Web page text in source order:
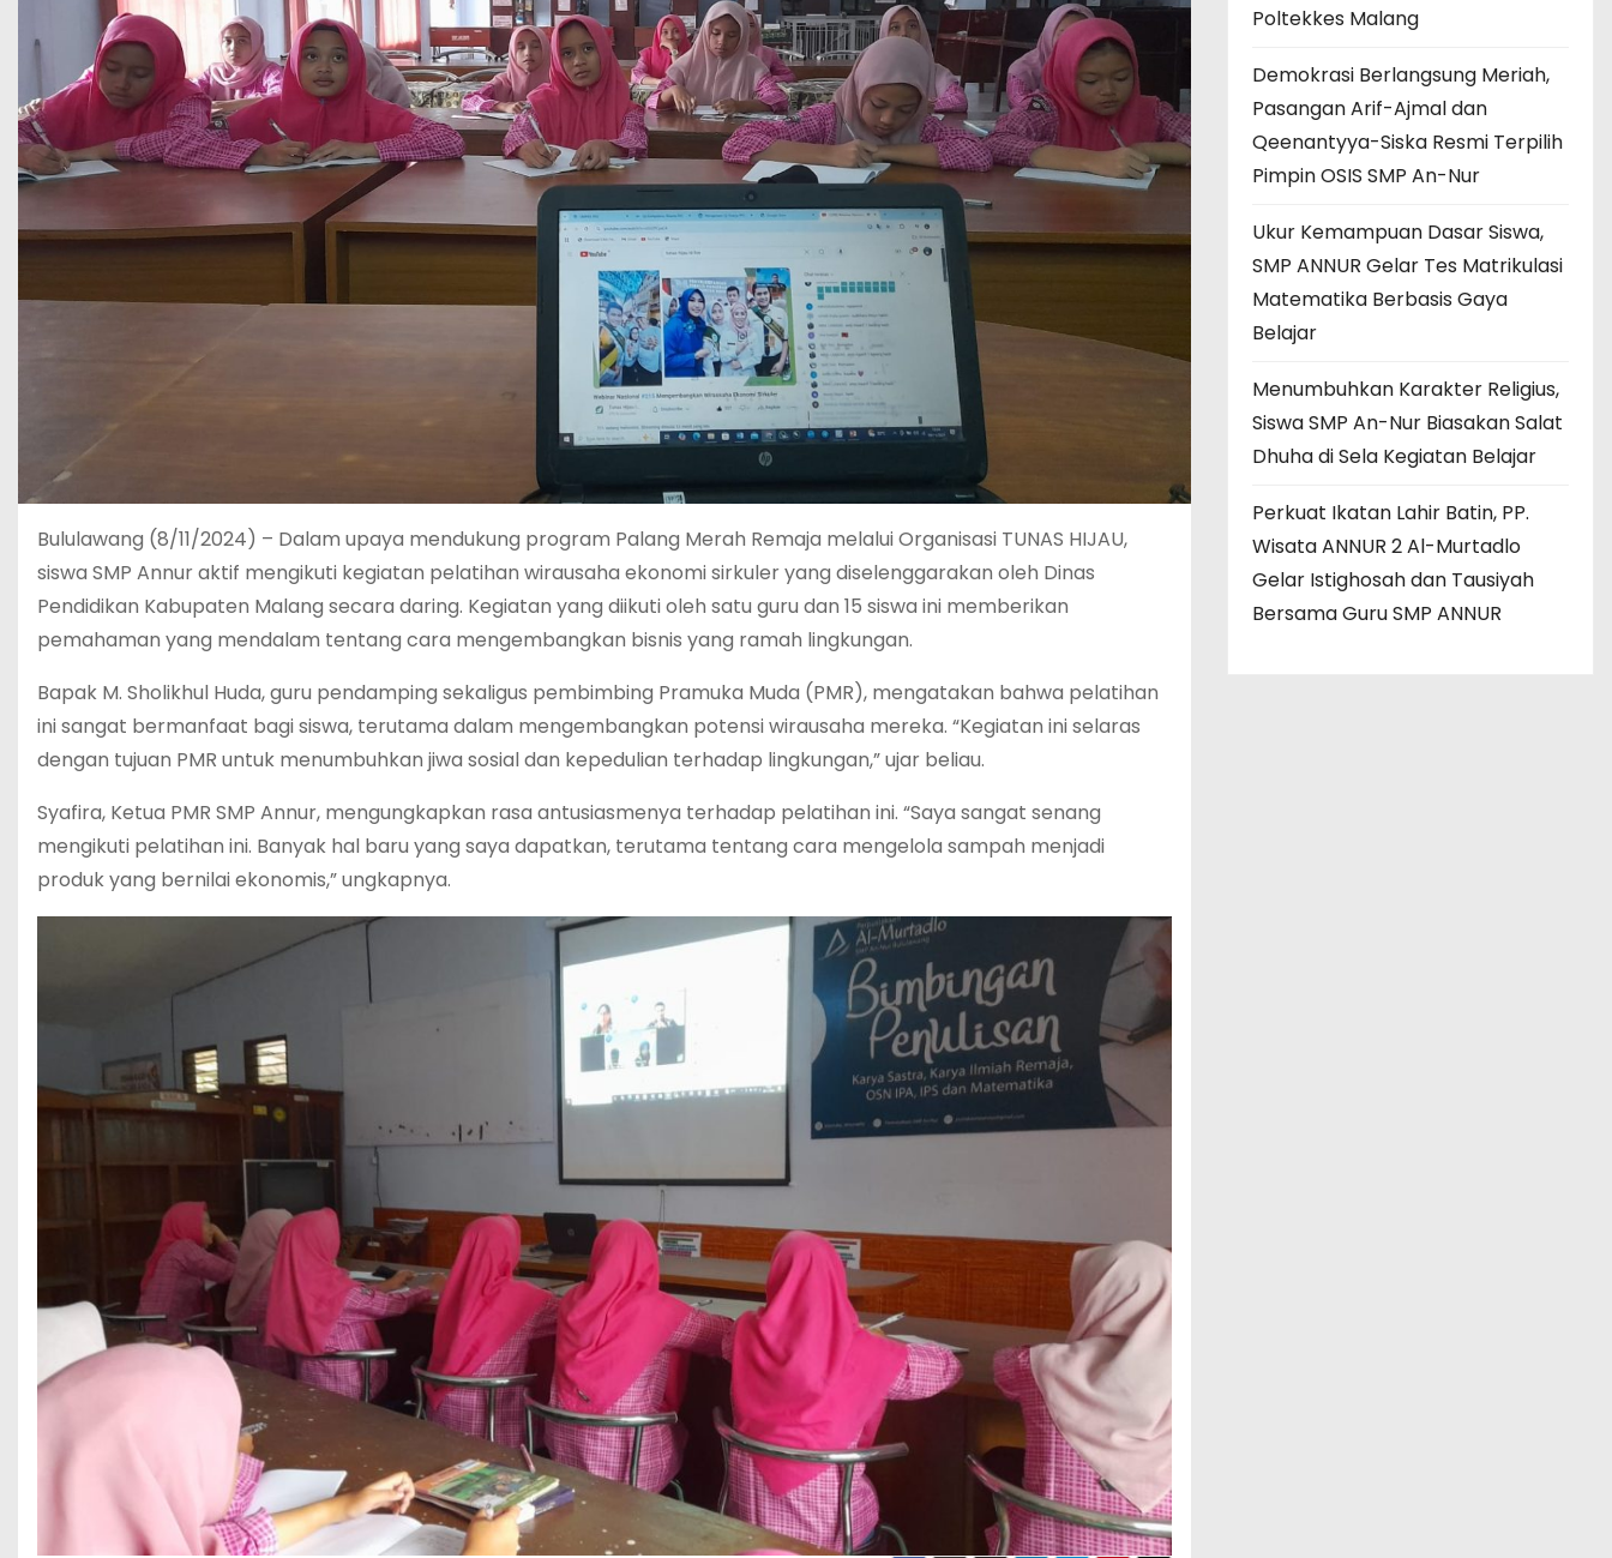
Bululawang (8/11/2024) – Dalam upaya mendukung program Palang Merah Remaja melalui Organisasi TUNAS HIJAU,
siswa SMP Annur aktif mengikuti kegiatan pelatihan wirausaha ekonomi sirkuler yang diselenggarakan oleh Dinas
Pendidikan Kabupaten Malang secara daring. Kegiatan yang diikuti oleh satu guru dan 15 siswa ini memberikan
pemahaman yang mendalam tentang cara mengembangkan bisnis yang ramah lingkungan.
Bapak M. Sholikhul Huda, guru pendamping sekaligus pembimbing Pramuka Muda (PMR), mengatakan bahwa pelatihan
ini sangat bermanfaat bagi siswa, terutama dalam mengembangkan potensi wirausaha mereka. “Kegiatan ini selaras
dengan tujuan PMR untuk menumbuhkan jiwa sosial dan kepedulian terhadap lingkungan,” ujar beliau.
Syafira, Ketua PMR SMP Annur, mengungkapkan rasa antusiasmenya terhadap pelatihan ini. “Saya sangat senang
mengikuti pelatihan ini. Banyak hal baru yang saya dapatkan, terutama tentang cara mengelola sampah menjadi
produk yang bernilai ekonomis,” ungkapnya.
Poltekkes Malang
Demokrasi Berlangsung Meriah,
Pasangan Arif-Ajmal dan
Qeenantyya-Siska Resmi Terpilih
Pimpin OSIS SMP An-Nur
Ukur Kemampuan Dasar Siswa,
SMP ANNUR Gelar Tes Matrikulasi
Matematika Berbasis Gaya
Belajar
Menumbuhkan Karakter Religius,
Siswa SMP An-Nur Biasakan Salat
Dhuha di Sela Kegiatan Belajar
Perkuat Ikatan Lahir Batin, PP.
Wisata ANNUR 2 Al-Murtadlo
Gelar Istighosah dan Tausiyah
Bersama Guru SMP ANNUR